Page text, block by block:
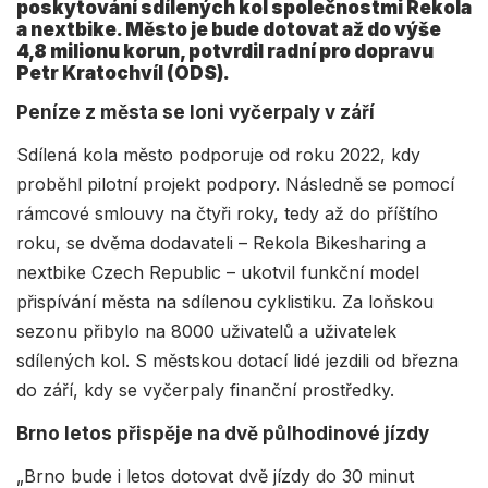
poskytování sdílených kol společnostmi Rekola
a nextbike. Město je bude dotovat až do výše
4,8 milionu korun, potvrdil radní pro dopravu
Petr Kratochvíl (ODS).
Peníze z města se loni vyčerpaly v září
Sdílená kola město podporuje od roku 2022, kdy
proběhl pilotní projekt podpory. Následně se pomocí
rámcové smlouvy na čtyři roky, tedy až do příštího
roku, se dvěma dodavateli – Rekola Bikesharing a
nextbike Czech Republic – ukotvil funkční model
přispívání města na sdílenou cyklistiku. Za loňskou
sezonu přibylo na 8000 uživatelů a uživatelek
sdílených kol. S městskou dotací lidé jezdili od března
do září, kdy se vyčerpaly finanční prostředky.
Brno letos přispěje na dvě půlhodinové jízdy
„Brno bude i letos dotovat dvě jízdy do 30 minut